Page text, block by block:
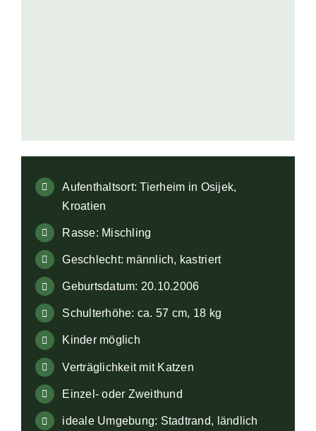
Aufenthaltsort: Tierheim in Osijek,
Kroatien
Rasse: Mischling
Geschlecht: männlich, kastriert
Geburtsdatum: 20.10.2006
Schulterhöhe: ca. 57 cm, 18 kg
Kinder möglich
Verträglichkeit mit Katzen
Einzel- oder Zweithund
ideale Umgebung: Stadtrand, ländlich